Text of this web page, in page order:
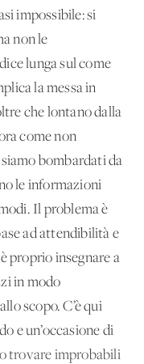
impossibile: si
non le
lunga sul come
la messa in
che lontano dalla
come non
bombardati da
le informazioni
Il problema è
ad attendibilità e
proprio insegnare a
in modo
scopo. C’è qui
e un’occasione di
trovare improbabili